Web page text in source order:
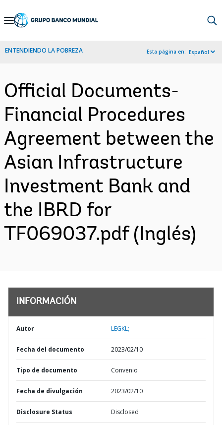
Skip
Navigation
ENTENDIENDO LA POBREZA Esta página en: Español
Official Documents-
Financial Procedures
Agreement between the
Asian Infrastructure
Investment Bank and
the IBRD for
TF069037.pdf (Inglés)
INFORMACIÓN
Autor LEGKL;
Fecha del documento 2023/02/10
Tipo de documento Convenio
Fecha de divulgación 2023/02/10
Disclosure Status Disclosed